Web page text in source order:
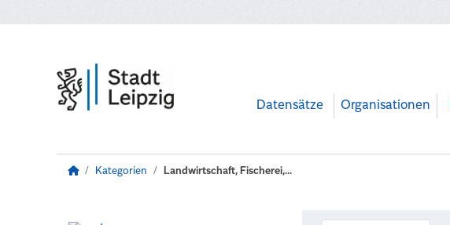
Datensätze Organisationen
Kategorien Landwirtschaft, Fischerei,...